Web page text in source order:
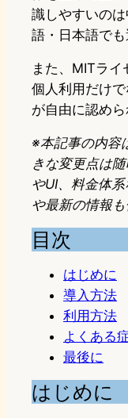
識しやすいの
語・日本語でも
また、MITライ
個人利用だけ
が自由に認めら
※本記事の内容
きな変更点は
やUI、料金体
や最新の情報も
目次
はじめに
導入方法
利用方法
よくある
最後に
はじめに